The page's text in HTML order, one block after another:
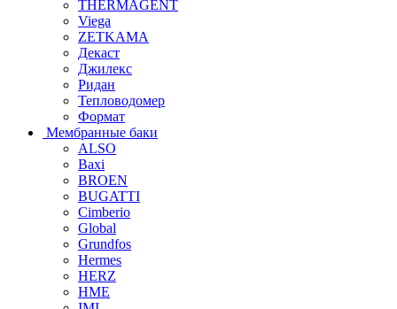
THERMAGENT
Viega
ZETKAMA
Декаст
Джилекс
Ридан
Тепловодомер
Формат
Мембранные баки
ALSO
Baxi
BROEN
BUGATTI
Cimberio
Global
Grundfos
Hermes
HERZ
HME